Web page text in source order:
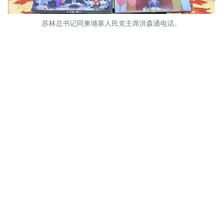
苏林总书记同柬埔寨人民党主席洪森通电话。